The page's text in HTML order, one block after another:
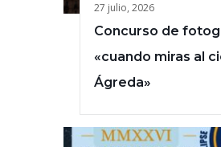
27 julio, 2026
Concurso de
«cuando miras al
Ágreda»